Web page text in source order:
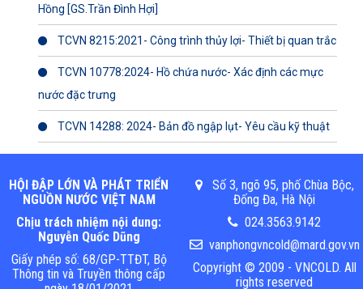
Hồng [GS.Trần Đình Hợi]
TCVN 8215:2021- Công trình thủy lợi- Thiết bị quan trắc
TCVN 10778:2024- Hồ chứa nước- Xác định các mực
nước đặc trưng
TCVN 14288: 2024- Bản đồ ngập lụt- Yêu cầu kỹ thuật
HỘI ĐẬP LỚN VÀ PHÁT TRIỂN
NGUỒN NƯỚC VIỆT NAM
Chịu trách nhiệm nội dung:
Nguyễn Quốc Dũng
Giấy phép số: 68/GP-TTĐT, Bộ
Thông tin và Truyền thông cấp
Số 3, ngõ 95, phố Chùa Bộc,
Đống Đa, Hà Nội
024.3563.9142
vanphongvncold@mard.gov.vn
Copyright © 2009 - VNCOLD. All
rights reserved